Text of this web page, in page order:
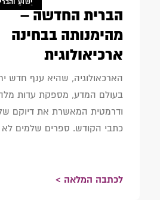
יֵשׁוּעַ
הברית החדשה –
מהימנותה בבחינה
ארכיאולוגית
הארכאולוגיה, שהיא ענף חדש
בעולם המדע, מספקת עדות
ודרמטית המאשרת את דיוקם
כתבי הקודש. ספרים שלמים לא
לכתבה המלאה >